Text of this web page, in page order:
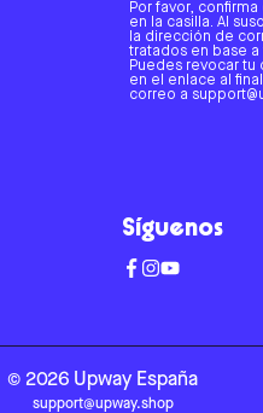
Por favor,
en la casilla. Al
la dirección de
tratados en base a
Puedes revocar
en el enlace al
correo a
Síguenos
© 2026 Upway España
support@upway.shop